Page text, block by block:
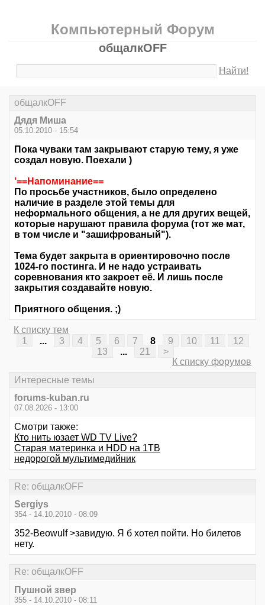
Компьютерный Форум
общалкOFF
Найти!
общалкOFF
Дядя Миша
05.10.2010 - 15:54
Пока чуваки там закрывают старую тему, я уже
создал новую. Поехали )
'==Напоминание==
По просьбе участников, было определено
наличие в разделе этой темы для
неформального общения, а не для других вещей,
которые нарушают правила форума (тот же мат,
в том числе и "зашифрованый").
Тема будет закрыта в ориентировочно после
1024-го постинга. И не надо устраивать
соревнования кто закроет её. И лишь после
закрытия создавайте новую.
Приятного общения. ;)
К списку тем
1
3 4 5 6 7 8 9 10 11
12
13
21
>
К списку форумов
Интересные темы
forums-kuban.ru
07.08.2026 - 13:00
Смотри также:
Кто нить юзает WD TV Live?
Старая материнка и HDD на 1TB
недорогой мультимедийник
Re: общалкOFF
Sergiys
354 - 14.10.2010 - 08:09
352-Beowulf >завидую. Я б хотел пойти. Но билетов
нету.
Re: общалкOFF
Пушной звер
355 - 14.10.2010 - 08:11